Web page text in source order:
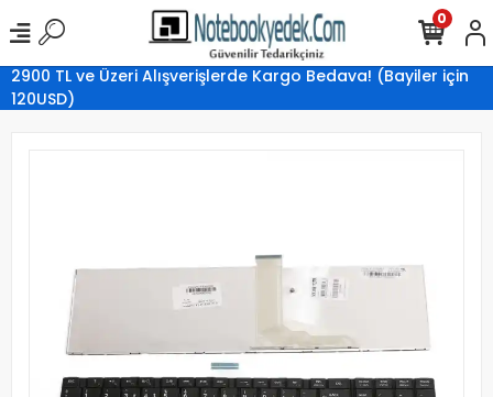
2900 TL ve Üzeri Alışverişlerde Kargo Bedava! (Bayiler için
120USD)
0